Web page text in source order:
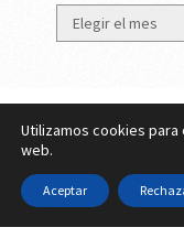
Archivos
Contactar ||
Utilizamos cookies
web.
Aceptar